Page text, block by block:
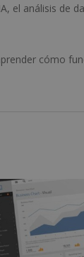
el análisis de
cómo